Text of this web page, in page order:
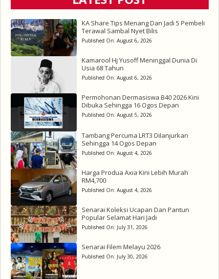
KA Share Tips Menang Dan Jadi 5 Pembeli
Terawal Sambal Nyet Bilis
Published On: August 6, 2026
Kamarool Hj Yusoff Meninggal Dunia Di
Usia 68 Tahun
Published On: August 6, 2026
Permohonan Dermasiswa B40 2026 Kini
Dibuka Sehingga 16 Ogos Depan
Published On: August 5, 2026
Tambang Percuma LRT3 Dilanjurkan
Sehingga 14 Ogos Depan
Published On: August 4, 2026
Harga Produa Axia Kini Lebih Murah
RM4,700
Published On: August 4, 2026
Senarai Koleksi Ucapan Dan Pantun
Popular Selamat Hari Jadi
Published On: July 31, 2026
Senarai Filem Melayu 2026
Published On: July 30, 2026